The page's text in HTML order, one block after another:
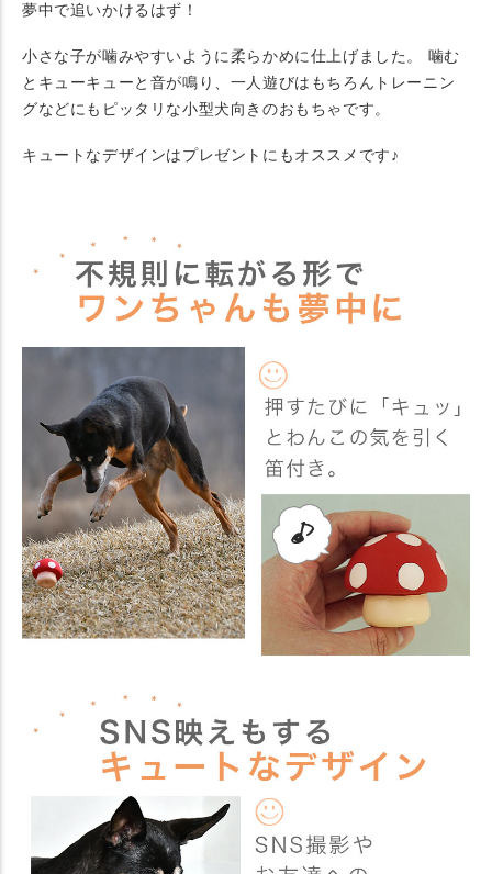
夢中で追いかけるはず！
小さな子が噛みやすいように柔らかめに仕上げました。 噛む
とキューキューと音が鳴り、一人遊びはもちろんトレーニン
グなどにもピッタリな小型犬向きのおもちゃです。
キュートなデザインはプレゼントにもオススメです♪